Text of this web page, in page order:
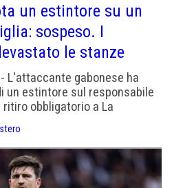
un estintore su un
sospeso. I
le stanze
- L'attaccante gabonese ha
un estintore sul responsabile
obbligatorio a La
che Aubameyang si mette